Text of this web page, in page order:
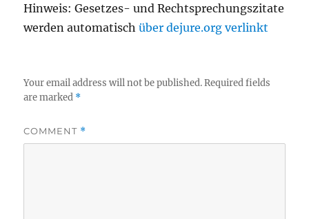
Hinweis: Gesetzes- und Rechtsprechungszitate
werden automatischüber dejure.org verlinkt
Your email address will not be published. Required fields
are marked *
COMMENT *